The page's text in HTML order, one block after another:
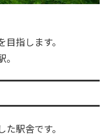
指します。
駅舎です。